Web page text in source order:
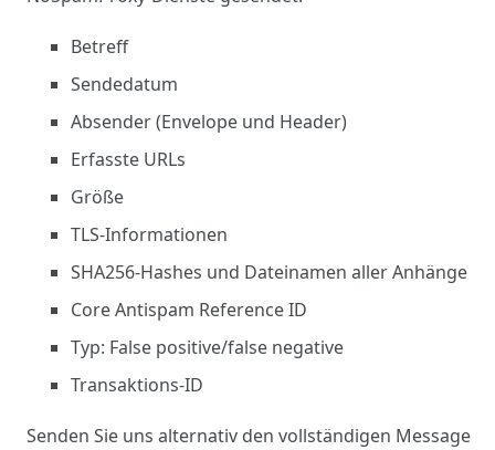
Betreff
Sendedatum
Absender (Envelope und Header)
Erfasste URLs
Größe
TLS-Informationen
SHA256-Hashes und Dateinamen aller Anhänge
Core Antispam Reference ID
Typ: False positive/false negative
Transaktions-ID
Senden Sie uns alternativ den vollständigen Message